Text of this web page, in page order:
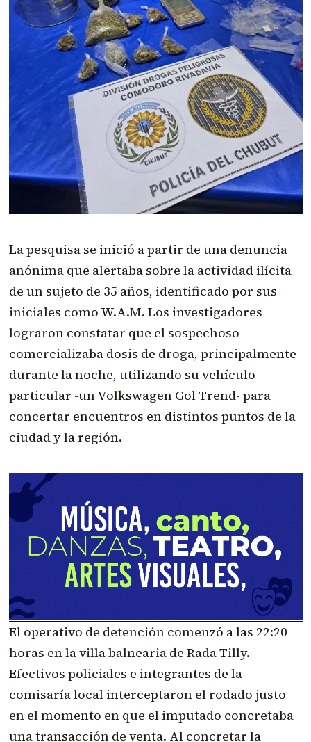
La pesquisa se inició a partir de una denuncia
anónima que alertaba sobre la actividad ilícita
de un sujeto de 35 años, identificado por sus
iniciales como W.A.M. Los investigadores
lograron constatar que el sospechoso
comercializaba dosis de droga, principalmente
durante la noche, utilizando su vehículo
particular -un Volkswagen Gol Trend- para
concertar encuentros en distintos puntos de la
ciudad y la región.
El operativo de detención comenzó a las 22:20
horas en la villa balnearia de Rada Tilly.
Efectivos policiales e integrantes de la
comisaría local interceptaron el rodado justo
en el momento en que el imputado concretaba
una transacción de venta. Al concretar la